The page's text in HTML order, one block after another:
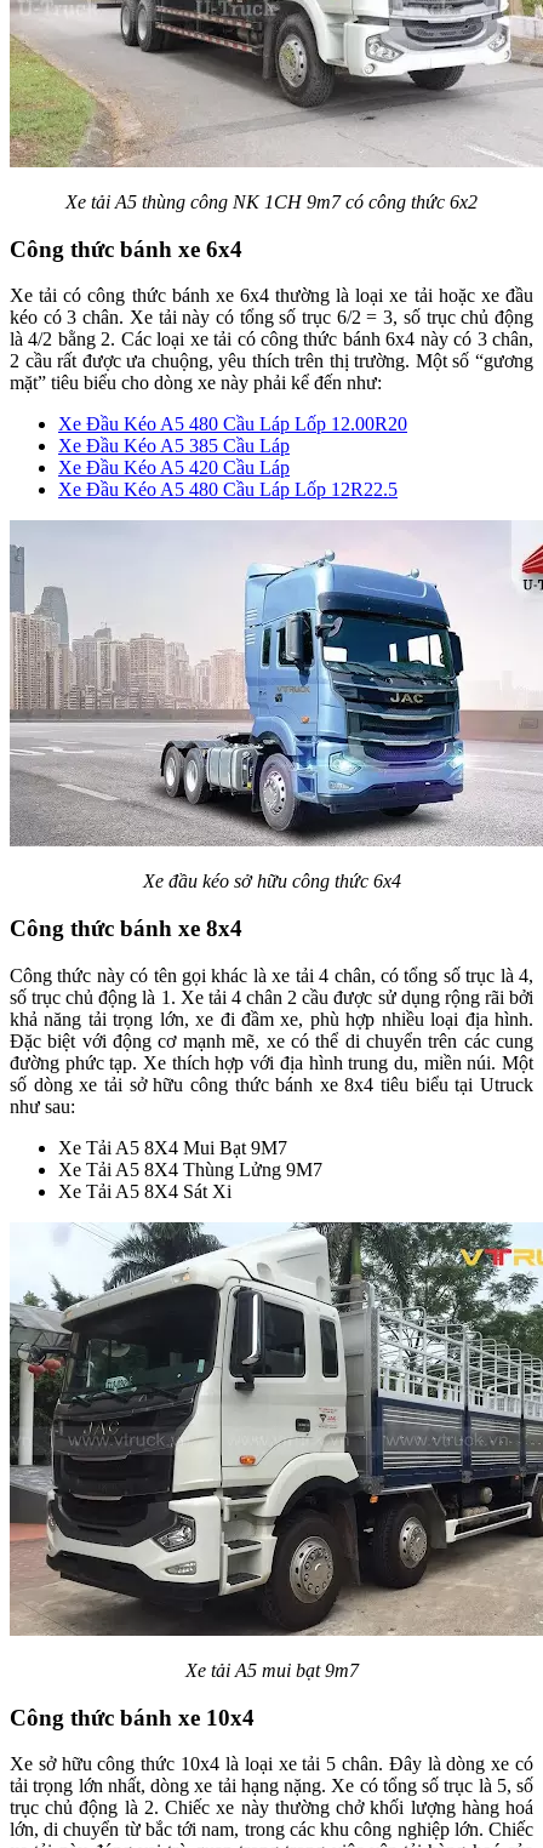
Xe tải A5 thùng công NK 1CH 9m7 có công thức 6x2
Công thức bánh xe 6x4
Xe tải có công thức bánh xe 6x4 thường là loại xe tải hoặc xe đầu
kéo có 3 chân. Xe tải này có tổng số trục 6/2 = 3, số trục chủ động
là 4/2 bằng 2. Các loại xe tải có công thức bánh 6x4 này có 3 chân,
2 cầu rất được ưa chuộng, yêu thích trên thị trường. Một số “gương
mặt” tiêu biểu cho dòng xe này phải kể đến như:
Xe Đầu Kéo A5 480 Cầu Láp Lốp 12.00R20
Xe Đầu Kéo A5 385 Cầu Láp
Xe Đầu Kéo A5 420 Cầu Láp
Xe Đầu Kéo A5 480 Cầu Láp Lốp 12R22.5
Xe đầu kéo sở hữu công thức 6x4
Công thức bánh xe 8x4
Công thức này có tên gọi khác là xe tải 4 chân, có tổng số trục là 4,
số trục chủ động là 1. Xe tải 4 chân 2 cầu được sử dụng rộng rãi bởi
khả năng tải trọng lớn, xe đi đầm xe, phù hợp nhiều loại địa hình.
Đặc biệt với động cơ mạnh mẽ, xe có thể di chuyển trên các cung
đường phức tạp. Xe thích hợp với địa hình trung du, miền núi. Một
số dòng xe tải sở hữu công thức bánh xe 8x4 tiêu biểu tại Utruck
như sau:
Xe Tải A5 8X4 Mui Bạt 9M7
Xe Tải A5 8X4 Thùng Lửng 9M7
Xe Tải A5 8X4 Sát Xi
Xe tải A5 mui bạt 9m7
Công thức bánh xe 10x4
Xe sở hữu công thức 10x4 là loại xe tải 5 chân. Đây là dòng xe có
tải trọng lớn nhất, dòng xe tải hạng nặng. Xe có tổng số trục là 5, số
trục chủ động là 2. Chiếc xe này thường chở khối lượng hàng hoá
lớn, di chuyển từ bắc tới nam, trong các khu công nghiệp lớn. Chiếc